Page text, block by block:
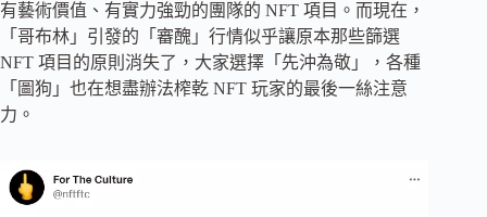
有藝術價值、有實力強勁的團隊的 NFT 項目。而現在，
「哥布林」引發的「審醜」行情似乎讓原本那些篩選
NFT 項目的原則消失了，大家選擇「先沖為敬」，各種
「圖狗」也在想盡辦法榨乾 NFT 玩家的最後一絲注意
力。